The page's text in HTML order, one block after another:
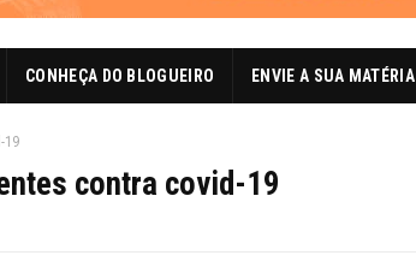
CONHEÇA DO BLOGUEIRO ENVIE A SUA MATÉRIA
19
contra covid-19